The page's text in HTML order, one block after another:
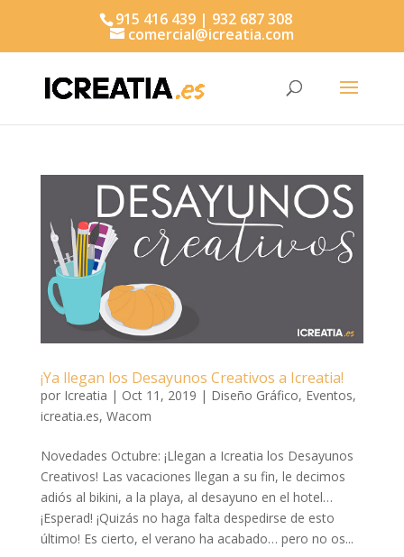
915 416 439 | 932 687 308
comercial@icreatia.com
¡Ya llegan los Desayunos Creativos a Icreatia!
por Icreatia | Oct 11, 2019 | Diseño Gráfico, Eventos,
icreatia.es, Wacom
Novedades Octubre: ¡Llegan a Icreatia los Desayunos
Creativos! Las vacaciones llegan a su fin, le decimos
adiós al bikini, a la playa, al desayuno en el hotel…
¡Esperad! ¡Quizás no haga falta despedirse de esto
último! Es cierto, el verano ha acabado… pero no os...